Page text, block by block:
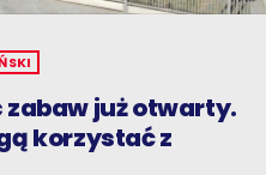
zabaw już otwarty.
korzystać z